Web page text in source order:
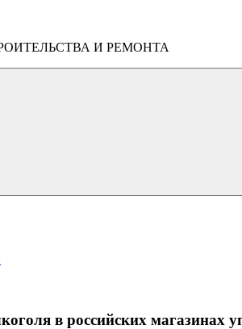
И РЕМОНТА
Меню
в российских магазинах